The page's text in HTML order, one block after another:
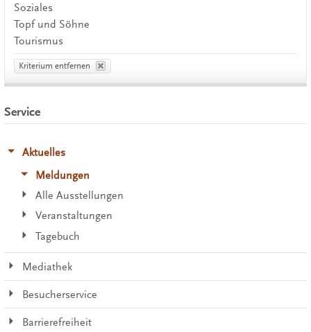
Soziales
Topf und Söhne
Tourismus
Kriterium entfernen
Service
Aktuelles
Meldungen
Alle Ausstellungen
Veranstaltungen
Tagebuch
Mediathek
Besucherservice
Barrierefreiheit